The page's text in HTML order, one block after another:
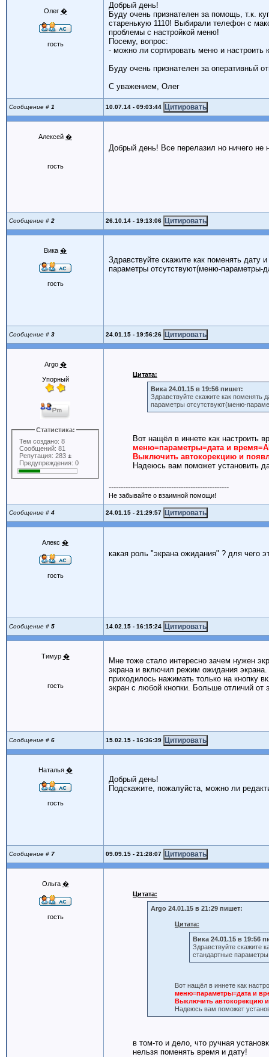
Олег �
гость
Добрый день!
Буду очень признателен за помощь, т.к.
старенькую 1110! Выбирали телефон с
проблемы с настройкой меню!
Посему, вопрос:
- можно ли сортировать меню и настроить
Буду очень признателен за оперативный
С уважением, Олег
Сообщение # 1 10.07.14 - 09:03:44
Алексей �
гость
Добрый день! Все перелазил но ничего
Сообщение # 2 26.10.14 - 19:13:06
Вика �
гость
Здравствуйте скажите как поменять дату
параметры отсутствуют(меню-параметры-
Сообщение # 3 24.01.15 - 19:56:26
Argo �
Упорный
Статистика:
Тем создано: 8
Сообщений: 81
Репутация: 283±
Предупреждения: 0
Цитата:
Вика 24.01.15 в 19:56 пишет:
Здравствуйте скажите как поменять
параметры отсутствуют(меню-
Вот нащёл в иннете как настроить
меню=параметры=дата и
Выключить автокорекцию и
Надеюсь вам поможет установить
--------------------------------------------------
Не забывайте о взаимной помощи!
Сообщение # 4 24.01.15 - 21:29:57
Алекс �
гость
какая роль "экрана ожидания" ? для чего
Сообщение # 5 14.02.15 - 16:15:24
Тимур �
гость
Мне тоже стало интересно зачем нужен
экрана и включил режим ожидания
приходилось нажимать только на кнопку
экран с любой кнопки. Больше отличий
Сообщение # 6 15.02.15 - 16:36:39
Наталья �
гость
Добрый день!
Подскажите, пожалуйста, можно ли
Сообщение # 7 09.09.15 - 21:28:07
Ольга �
гость
Цитата:
Argo 24.01.15 в 21:29 пишет:
Цитата:
Вика 24.01.15 в 19:56
Здравствуйте скажите
стандартные
Вот нащёл в иннете как
меню=параметры=дата и
Выключить автокорекцию
Надеюсь вам поможет
в том-то и дело, что ручная
нельзя поменять время и дату!